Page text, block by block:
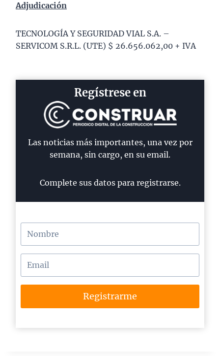
Adjudicación
TECNOLOGÍA Y SEGURIDAD VIAL S.A. –
SERVICOM S.R.L. (UTE) $ 26.656.062,00 + IVA
Regístrese en
Las noticias más importantes, una vez por
semana, sin cargo, en su email.
Complete sus datos para registrarse.
Registrarme